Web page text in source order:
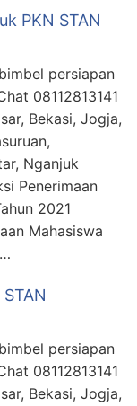
PKN STAN
persiapan
08112813141
Bekasi, Jogja,
Nganjuk
Penerimaan
2021
Mahasiswa
persiapan
08112813141
Bekasi, Jogja,